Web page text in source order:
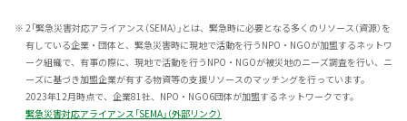
※ 2「緊急災害対応アライアンス（SEMA）」とは、緊急時に必要となる多くのリソース（資源）を
有している企業・団体と、緊急災害時に現地で活動を行うNPO・NGOが加盟するネットワ
ーク組織で、有事の際に、現地で活動を行うNPO・NGOが被災地のニーズ調査を行い、ニ
ーズに基づき加盟企業が有する物資等の支援リソースのマッチングを行っています。
2023年12月時点で、企業81社、NPO・NGO6団体が加盟するネットワークです。
緊急災害対応アライアンス「SEMA」（外部リンク）